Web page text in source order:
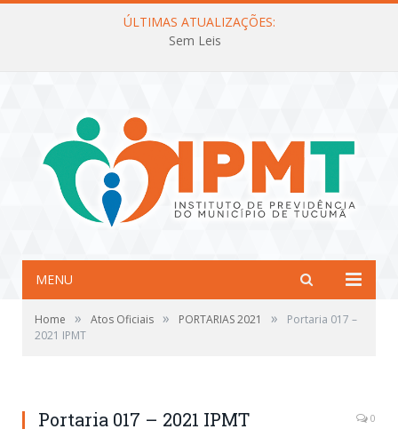
ÚLTIMAS ATUALIZAÇÕES:
Sem Leis
MENU
Home » Atos Oficiais » PORTARIAS 2021 »
Portaria 017 –
2021 IPMT
Portaria 017 – 2021 IPMT 0